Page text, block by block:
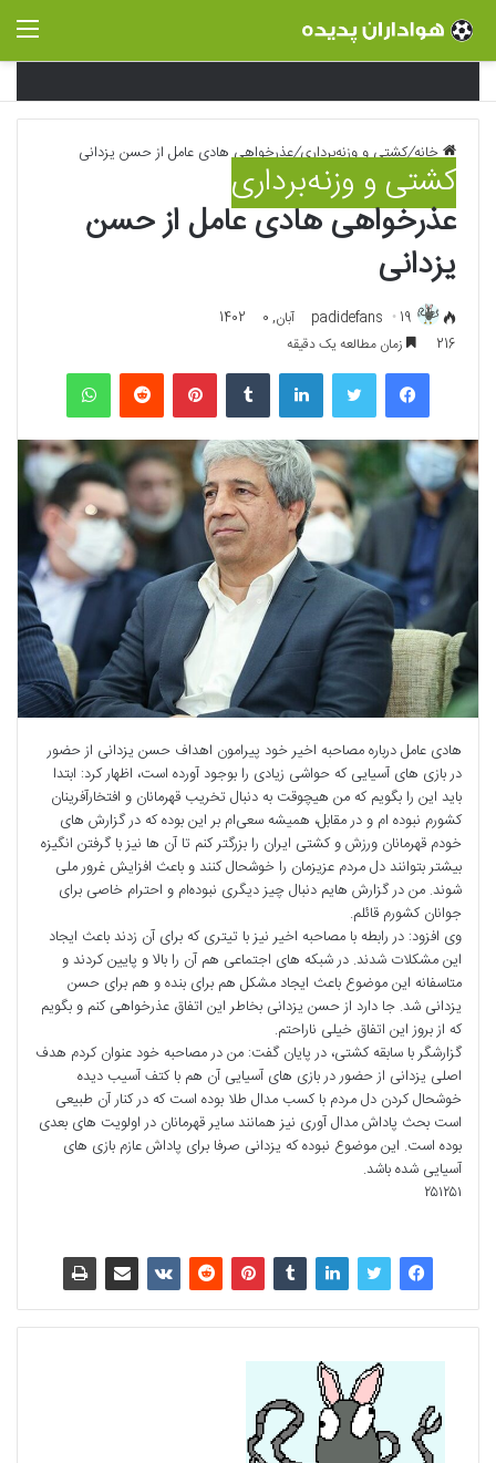
خانه/کشتی و وزنه‌برداری/عذرخواهی هادی عامل از حسن یزدانی
کشتی و وزنه‌برداری
عذرخواهی هادی عامل از حسن
یزدانی
padidefans 19 آبان, 1402
0
216
زمان مطالعه یک دقیقه
فیسبوک لینکداین پینتریست
هادی عامل درباره مصاحبه اخیر خود پیرامون اهداف حسن یزدانی از حضور
در بازی های آسیایی که حواشی زیادی را بوجود آورده است، اظهار کرد: ابتدا
باید این را بگویم‌ که من هیچوقت به دنبال تخریب قهرمانان و افتخارآفرینان
کشورم نبوده ام و در مقابل، همیشه سعی‌ام بر این بوده که در گزارش های
خودم قهرمانان ورزش و کشتی ایران را بزرگتر کنم تا آن ها نیز با گرفتن انگیزه
بیشتر بتوانند دل مردم عزیزمان را خوشحال کنند و باعث افزایش غرور ملی
شوند. من در گزارش هایم دنبال چیز دیگری نبوده‌ام و احترام خاصی برای
جوانان کشورم قائلم.
وی افزود: در رابطه با مصاحبه اخیر نیز با تیتری که برای آن زدند باعث ایجاد
این مشکلات شدند. در شبکه های اجتماعی هم آن را بالا و پایین کردند و
متاسفانه این موضوع باعث ایجاد مشکل هم برای بنده و هم برای حسن
یزدانی شد. جا دارد از حسن یزدانی بخاطر این اتفاق عذرخواهی کنم و بگویم
که از بروز این اتفاق خیلی ناراحتم.
گزارشگر با سابقه کشتی، در پایان گفت: من در مصاحبه خود عنوان کردم هدف
اصلی یزدانی از حضور در بازی های آسیایی آن هم با کتف آسیب دیده
خوشحال کردن دل مردم با کسب مدال طلا بوده است که در کنار آن طبیعی
است بحث پاداش مدال آوری نیز همانند سایر قهرمانان در اولویت های بعدی
بوده است. این موضوع نبوده که یزدانی صرفا برای پاداش عازم بازی های
آسیایی شده باشد.
۲۵۱۲۵۱